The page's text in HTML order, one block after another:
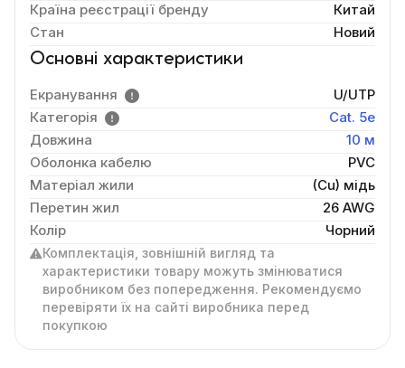
Країна реєстрації бренду
Китай
Стан
Новий
Основні характеристики
Екранування
U/UTP
Категорія
Cat. 5e
Довжина
10 м
Оболонка кабелю
PVC
Матеріал жили
(Cu) мідь
Перетин жил
26 AWG
Колір
Чорний
Комплектація, зовнішній вигляд та
характеристики товару можуть змінюватися
виробником без попередження. Рекомендуємо
перевіряти їх на сайті виробника перед
покупкою